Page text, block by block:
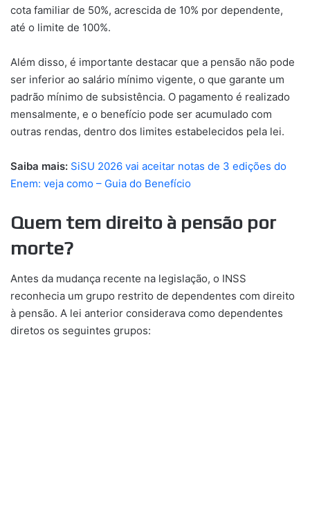
cota familiar de 50%, acrescida de 10% por dependente,
até o limite de 100%.
Além disso, é importante destacar que a pensão não pode
ser inferior ao salário mínimo vigente, o que garante um
padrão mínimo de subsistência. O pagamento é realizado
mensalmente, e o benefício pode ser acumulado com
outras rendas, dentro dos limites estabelecidos pela lei.
Saiba mais: SiSU 2026 vai aceitar notas de 3 edições do
Enem: veja como – Guia do Benefício
Quem tem direito à pensão por
morte?
Antes da mudança recente na legislação, o INSS
reconhecia um grupo restrito de dependentes com direito
à pensão. A lei anterior considerava como dependentes
diretos os seguintes grupos: